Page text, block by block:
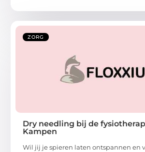
ZORG
Dry needling bij de
Kampen
Wil jij je spieren laten ontspannen en